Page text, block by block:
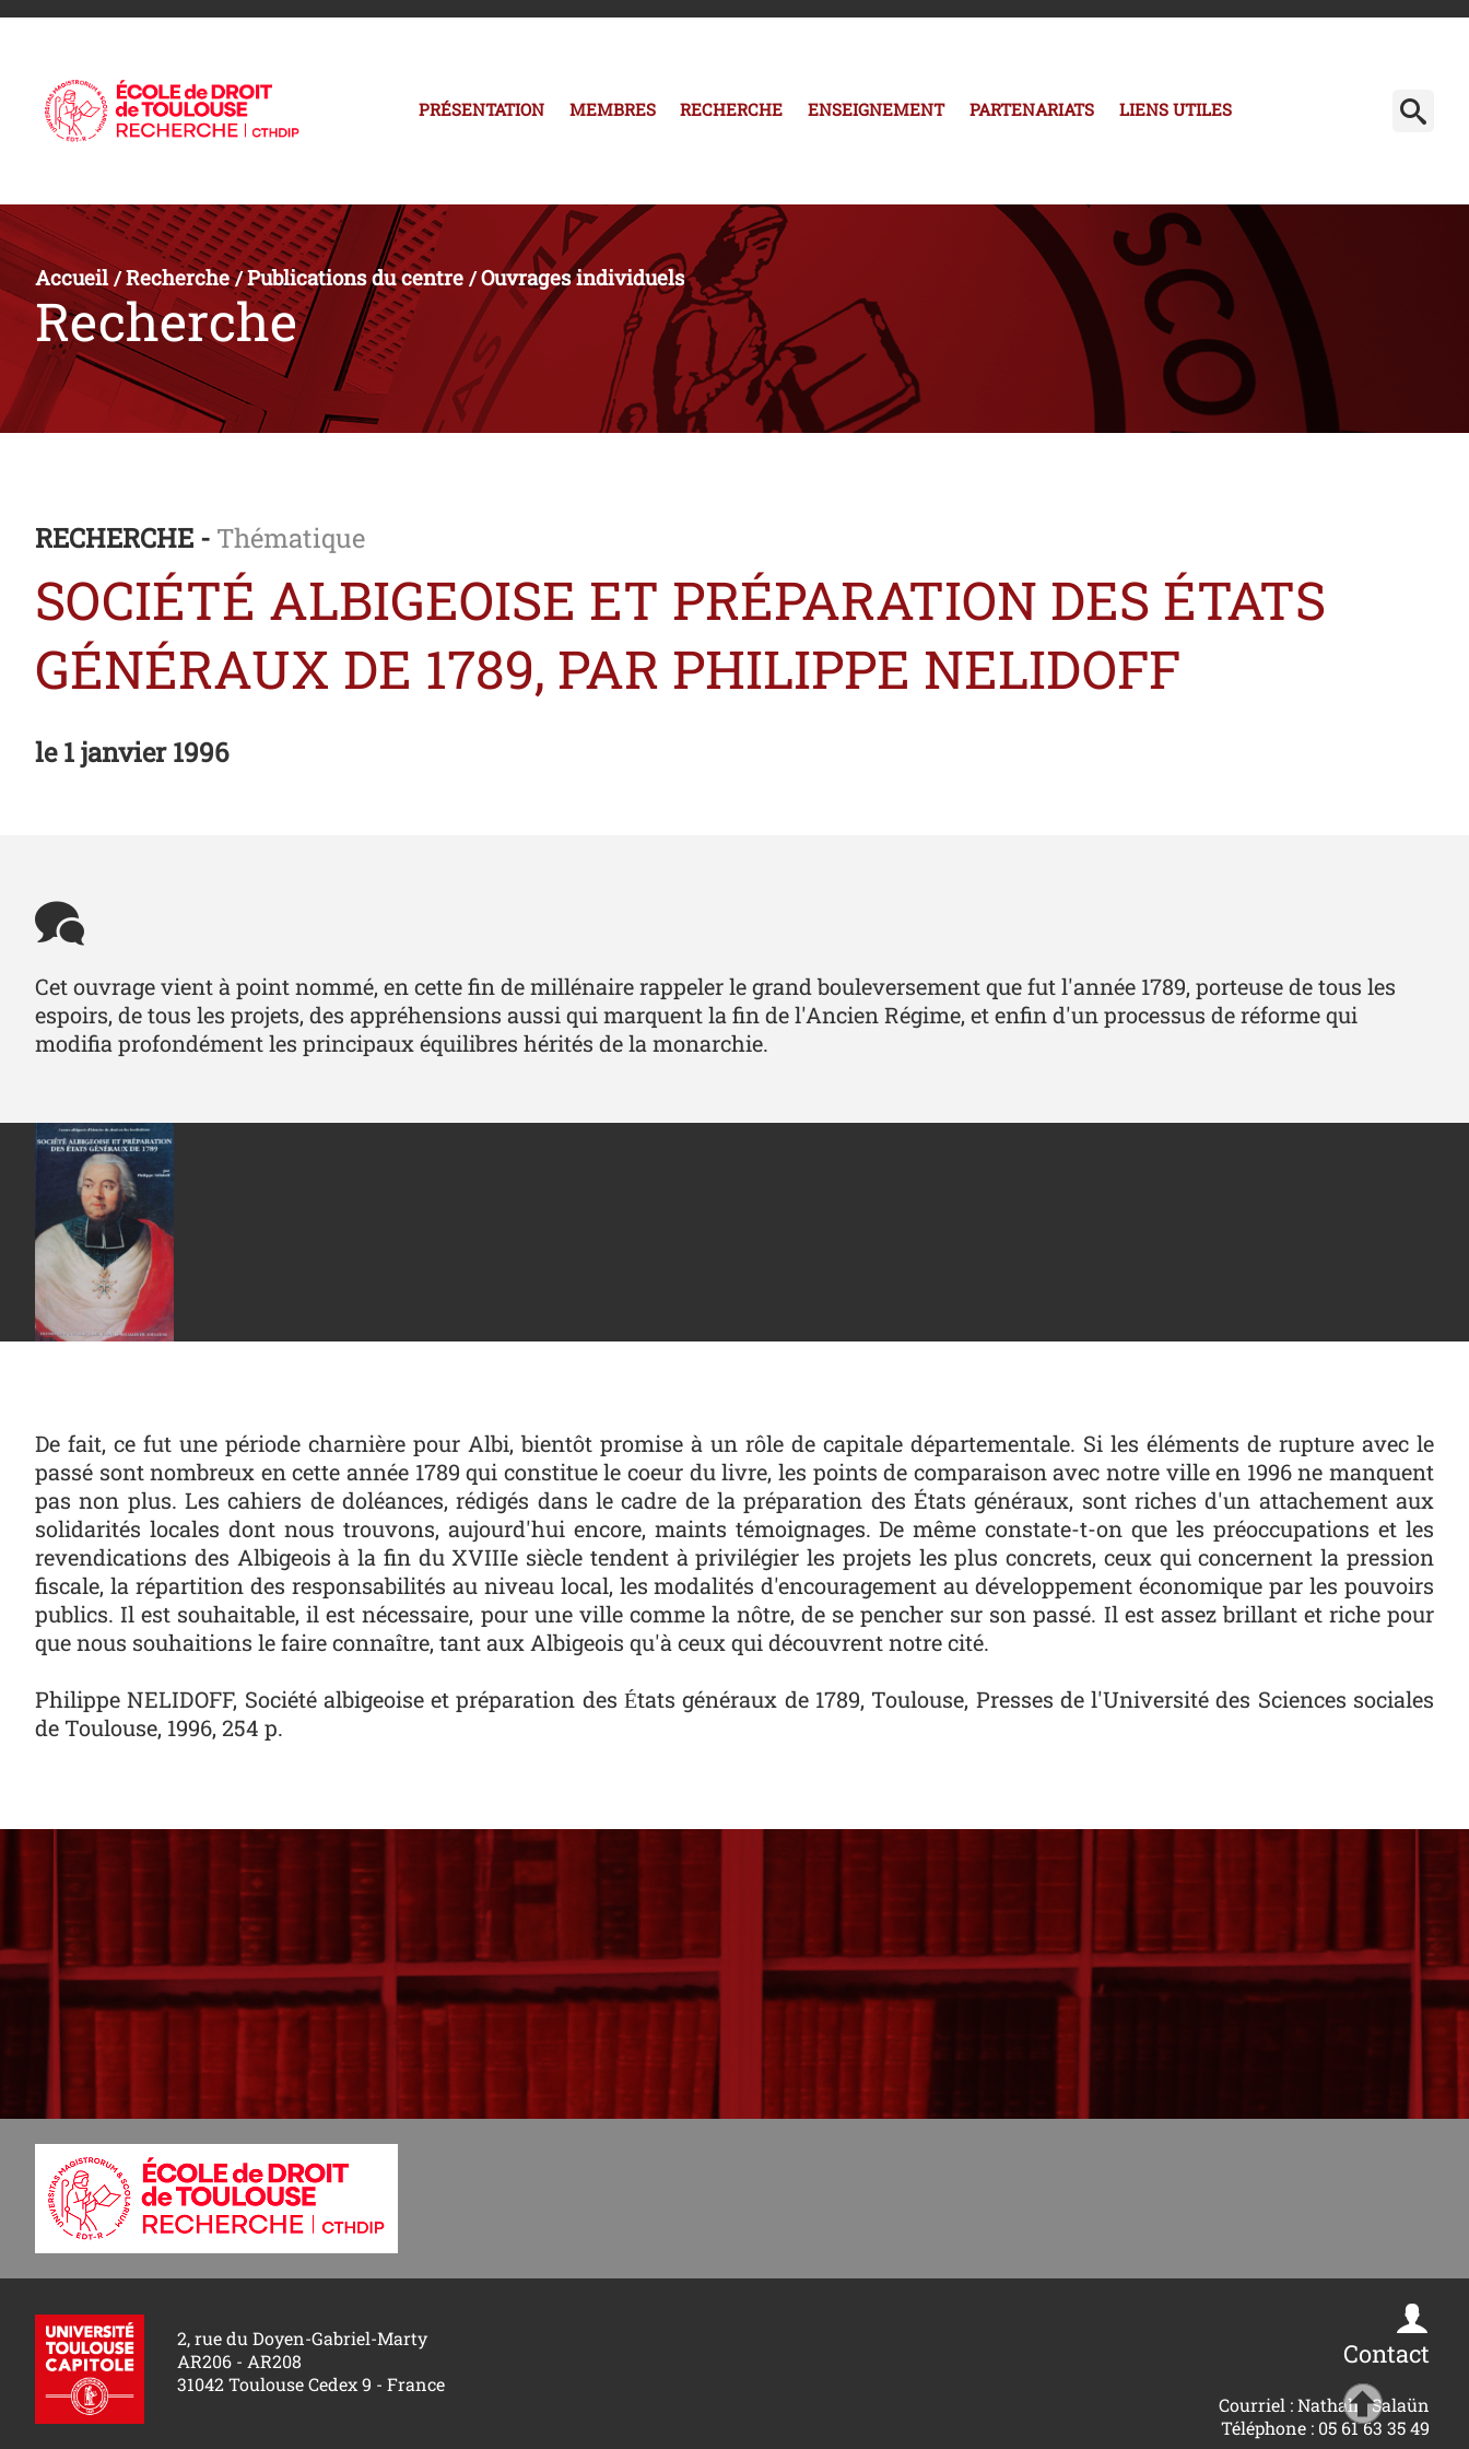
PRÉSENTATION MEMBRES RECHERCHE ENSEIGNEMENT PARTENARIATS LIENS UTILES
Accueil/Recherche/Publications du centre /Ouvrages individuels
Recherche
RECHERCHE - Thématique
SOCIÉTÉ ALBIGEOISE ET PRÉPARATION DES ÉTATS
GÉNÉRAUX DE 1789, PAR PHILIPPE NELIDOFF
le1 janvier 1996
Cet ouvrage vient à point nommé, en cette fin de millénaire rappeler le grand bouleversement que fut l'année 1789, porteuse de tous les
espoirs, de tous les projets, des appréhensions aussi qui marquent la fin de l'Ancien Régime, et enfin d'un processus de réforme qui
modifia profondément les principaux équilibres hérités de la monarchie.
De fait, ce fut une période charnière pour Albi, bientôt promise à un rôle de capitale départementale. Si les éléments de rupture avec le
passé sont nombreux en cette année 1789 qui constitue le coeur du livre, les points de comparaison avec notre ville en 1996 ne manquent
pas non plus. Les cahiers de doléances, rédigés dans le cadre de la préparation des États généraux, sont riches d'un attachement aux
solidarités locales dont nous trouvons, aujourd'hui encore, maints témoignages. De même constate-t-on que les préoccupations et les
revendications des Albigeois à la fin du XVIIIe siècle tendent à privilégier les projets les plus concrets, ceux qui concernent la pression
fiscale, la répartition des responsabilités au niveau local, les modalités d'encouragement au développement économique par les pouvoirs
publics. Il est souhaitable, il est nécessaire, pour une ville comme la nôtre, de se pencher sur son passé. Il est assez brillant et riche pour
que nous souhaitions le faire connaître, tant aux Albigeois qu'à ceux qui découvrent notre cité.
Philippe NELIDOFF, Société albigeoise et préparation desÉtats généraux de 1789, Toulouse, Presses de l'Université des Sciences sociales
de Toulouse, 1996, 254 p.
2, rue du Doyen-Gabriel-Marty
AR206 - AR208
31042 Toulouse Cedex 9 - France
Contact
Courriel : Nathalie Salaün
Téléphone : 05 61 63 35 49